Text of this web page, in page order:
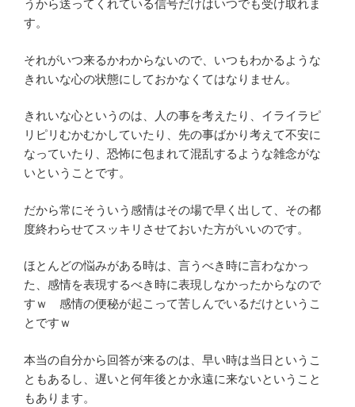
うから送ってくれている信号だけはいつでも受け取れま
す。
それがいつ来るかわからないので、いつもわかるような
きれいな心の状態にしておかなくてはなりません。
きれいな心というのは、人の事を考えたり、イライラピ
リピリむかむかしていたり、先の事ばかり考えて不安に
なっていたり、恐怖に包まれて混乱するような雑念がな
いということです。
だから常にそういう感情はその場で早く出して、その都
度終わらせてスッキリさせておいた方がいいのです。
ほとんどの悩みがある時は、言うべき時に言わなかっ
た、感情を表現するべき時に表現しなかったからなので
すｗ 感情の便秘が起こって苦しんでいるだけというこ
とですｗ
本当の自分から回答が来るのは、早い時は当日というこ
ともあるし、遅いと何年後とか永遠に来ないということ
もあります。